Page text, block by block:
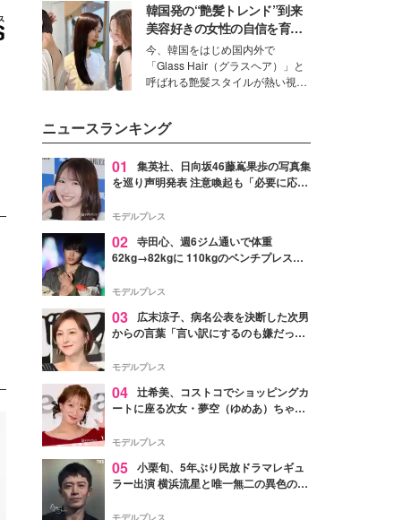
な美容の常識を大きく変える可能
性を秘めた、革新的な「Water
Capturing Skin（ウォーターキャ
プチャリングスキン：捕水肌）」
技術を、花王が構築した。
韓国発の“艶髪トレンド”到来
美容好きの女性の自信を育む
「ヘアケア事情」って？
今、韓国をはじめ国内外で
「Glass Hair（グラスヘア）」と
呼ばれる艶髪スタイルが熱い視線
して、“髪そのものの美しさ”に改
めて注目する人が増えている様
子。今回は、そんな憧れの艶やか
な髪を日常で叶える、美容好きの
ます。
ニュースランキング
01
集英社、日向坂46藤嶌果歩の写真集
を巡り声明発表 注意喚起も「必要に応じ
モデルプレス
02 寺田心、週6ジム通いで体重
62kg→82kgに 110kgのベンチプレス持
「かっこいい」と反響
モデルプレス
03
広末涼子、病名公表を決断した次男
からの言葉「言い訳にするのも嫌だっ
モデルプレス
04 辻希美、コストコでショッピングカ
ートに座る次女・夢空（ゆめあ）ちゃん
ぎ」「成長を感じる」の声
モデルプレス
05 小栗旬、5年ぶり民放ドラマレギュ
ラー出演 横浜流星と唯一無二の異色のバ
モデルプレス